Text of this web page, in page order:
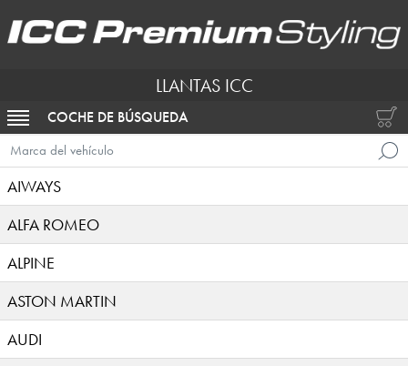
LLANTAS ICC
ACTIVAR NAVEGACIÓN
COCHE DE BÚSQUEDA
Marca del vehículo
AIWAYS
ALFA ROMEO
ALPINE
ASTON MARTIN
AUDI